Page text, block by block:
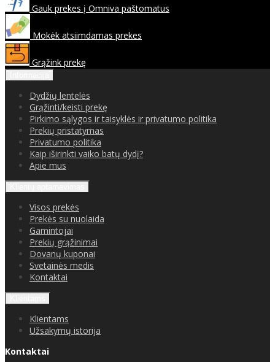
Gauk prekes į Omniva paštomatus
Mokėk atsiimdamas prekes
Grąžink prekę
Dydžių lentelės
Grąžinti/keisti prekę
Pirkimo sąlygos ir taisyklės ir privatumo politika
Prekių pristatymas
Privatumo politika
Kaip iširinkti vaiko batų dydį?
Apie mus
Visos prekės
Prekės su nuolaida
Gamintojai
Prekių grąžinimai
Dovanų kuponai
Svetainės medis
Kontaktai
Klientams
Užsakymų istorija
Kontaktai